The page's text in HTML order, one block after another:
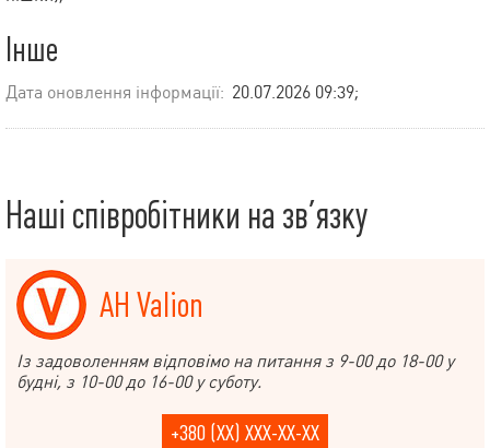
Інше
Дата оновлення інформації: 20.07.2026 09:39;
Наші співробітники на зв’язку
АН Valion
Із задоволенням відповімо на питання з 9-00 до 18-00 у
будні, з 10-00 до 16-00 у суботу.
+380 (XX) XXX-XX-XX